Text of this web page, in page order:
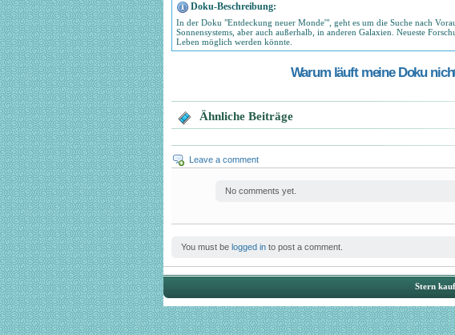
Doku-Beschreibung:
In der Doku "Entdeckung neuer Monde'", geht es um die Suche nach
Sonnensystems, aber auch außerhalb, in anderen Galaxien. Neueste
Leben möglich werden könnte.
Warum läuft meine Doku
Ähnliche Beiträge
Leave a comment
No comments yet.
You must be logged in to post a comment.
Stern